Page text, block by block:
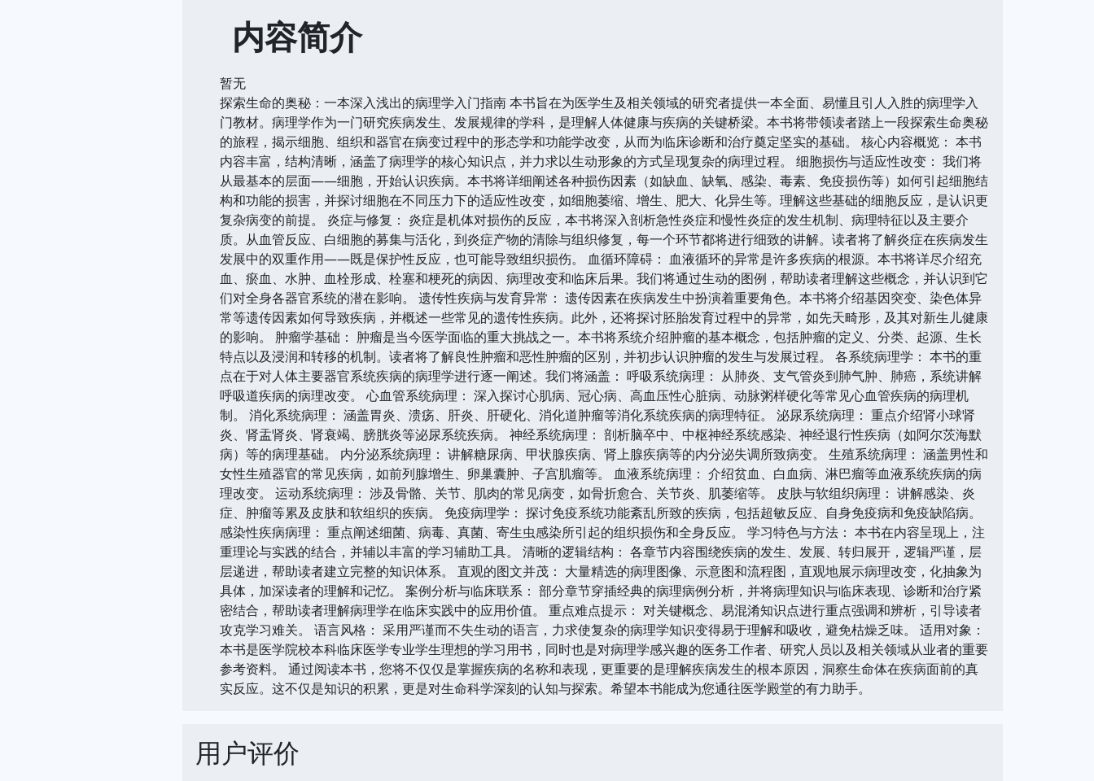
内容简介
暂无
探索生命的奥秘：一本深入浅出的病理学入门指南 本书旨在为医学生及相关领域的研究者提供一本全面、易懂且引人入胜的病理学入
门教材。病理学作为一门研究疾病发生、发展规律的学科，是理解人体健康与疾病的关键桥梁。本书将带领读者踏上一段探索生命奥秘
的旅程，揭示细胞、组织和器官在病变过程中的形态学和功能学改变，从而为临床诊断和治疗奠定坚实的基础。 核心内容概览： 本书
内容丰富，结构清晰，涵盖了病理学的核心知识点，并力求以生动形象的方式呈现复杂的病理过程。 细胞损伤与适应性改变： 我们将
从最基本的层面——细胞，开始认识疾病。本书将详细阐述各种损伤因素（如缺血、缺氧、感染、毒素、免疫损伤等）如何引起细胞结
构和功能的损害，并探讨细胞在不同压力下的适应性改变，如细胞萎缩、增生、肥大、化异生等。理解这些基础的细胞反应，是认识更
复杂病变的前提。 炎症与修复： 炎症是机体对损伤的反应，本书将深入剖析急性炎症和慢性炎症的发生机制、病理特征以及主要介
质。从血管反应、白细胞的募集与活化，到炎症产物的清除与组织修复，每一个环节都将进行细致的讲解。读者将了解炎症在疾病发生
发展中的双重作用——既是保护性反应，也可能导致组织损伤。 血循环障碍： 血液循环的异常是许多疾病的根源。本书将详尽介绍充
血、瘀血、水肿、血栓形成、栓塞和梗死的病因、病理改变和临床后果。我们将通过生动的图例，帮助读者理解这些概念，并认识到它
们对全身各器官系统的潜在影响。 遗传性疾病与发育异常： 遗传因素在疾病发生中扮演着重要角色。本书将介绍基因突变、染色体异
常等遗传因素如何导致疾病，并概述一些常见的遗传性疾病。此外，还将探讨胚胎发育过程中的异常，如先天畸形，及其对新生儿健康
的影响。 肿瘤学基础： 肿瘤是当今医学面临的重大挑战之一。本书将系统介绍肿瘤的基本概念，包括肿瘤的定义、分类、起源、生长
特点以及浸润和转移的机制。读者将了解良性肿瘤和恶性肿瘤的区别，并初步认识肿瘤的发生与发展过程。 各系统病理学： 本书的重
点在于对人体主要器官系统疾病的病理学进行逐一阐述。我们将涵盖： 呼吸系统病理： 从肺炎、支气管炎到肺气肿、肺癌，系统讲解
呼吸道疾病的病理改变。 心血管系统病理： 深入探讨心肌病、冠心病、高血压性心脏病、动脉粥样硬化等常见心血管疾病的病理机
制。 消化系统病理： 涵盖胃炎、溃疡、肝炎、肝硬化、消化道肿瘤等消化系统疾病的病理特征。 泌尿系统病理： 重点介绍肾小球肾
炎、肾盂肾炎、肾衰竭、膀胱炎等泌尿系统疾病。 神经系统病理： 剖析脑卒中、中枢神经系统感染、神经退行性疾病（如阿尔茨海默
病）等的病理基础。 内分泌系统病理： 讲解糖尿病、甲状腺疾病、肾上腺疾病等的内分泌失调所致病变。 生殖系统病理： 涵盖男性和
女性生殖器官的常见疾病，如前列腺增生、卵巢囊肿、子宫肌瘤等。 血液系统病理： 介绍贫血、白血病、淋巴瘤等血液系统疾病的病
理改变。 运动系统病理： 涉及骨骼、关节、肌肉的常见病变，如骨折愈合、关节炎、肌萎缩等。 皮肤与软组织病理： 讲解感染、炎
症、肿瘤等累及皮肤和软组织的疾病。 免疫病理学： 探讨免疫系统功能紊乱所致的疾病，包括超敏反应、自身免疫病和免疫缺陷病。
感染性疾病病理： 重点阐述细菌、病毒、真菌、寄生虫感染所引起的组织损伤和全身反应。 学习特色与方法： 本书在内容呈现上，注
重理论与实践的结合，并辅以丰富的学习辅助工具。 清晰的逻辑结构： 各章节内容围绕疾病的发生、发展、转归展开，逻辑严谨，层
层递进，帮助读者建立完整的知识体系。 直观的图文并茂： 大量精选的病理图像、示意图和流程图，直观地展示病理改变，化抽象为
具体，加深读者的理解和记忆。 案例分析与临床联系： 部分章节穿插经典的病理病例分析，并将病理知识与临床表现、诊断和治疗紧
密结合，帮助读者理解病理学在临床实践中的应用价值。 重点难点提示： 对关键概念、易混淆知识点进行重点强调和辨析，引导读者
攻克学习难关。 语言风格： 采用严谨而不失生动的语言，力求使复杂的病理学知识变得易于理解和吸收，避免枯燥乏味。 适用对象：
本书是医学院校本科临床医学专业学生理想的学习用书，同时也是对病理学感兴趣的医务工作者、研究人员以及相关领域从业者的重要
参考资料。 通过阅读本书，您将不仅仅是掌握疾病的名称和表现，更重要的是理解疾病发生的根本原因，洞察生命体在疾病面前的真
实反应。这不仅是知识的积累，更是对生命科学深刻的认知与探索。希望本书能成为您通往医学殿堂的有力助手。
用户评价